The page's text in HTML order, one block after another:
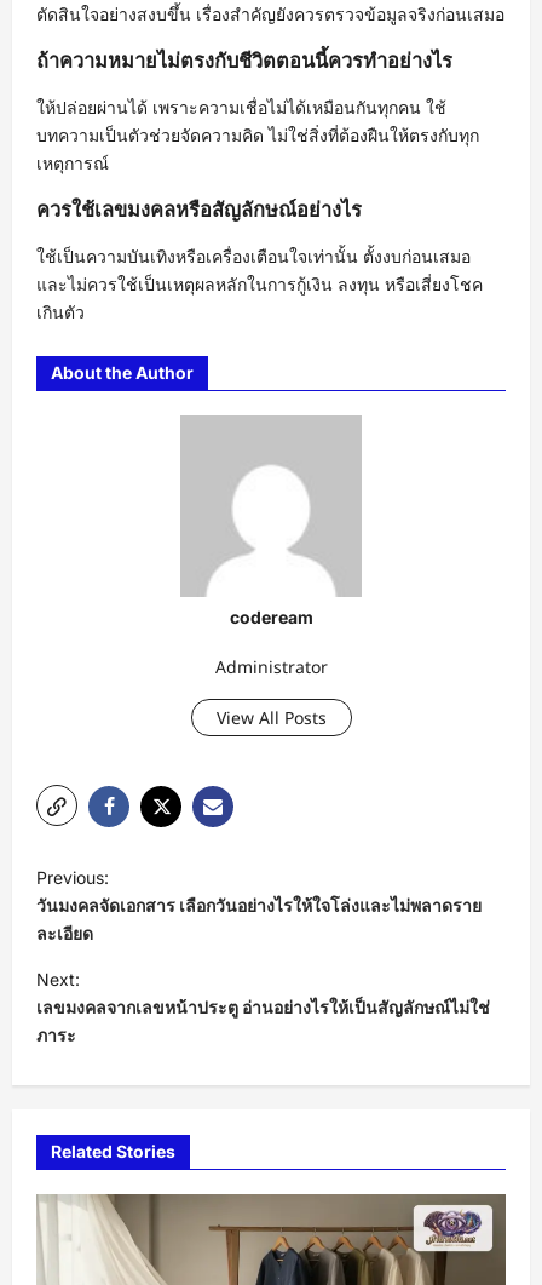
ตัดสินใจอย่างสงบขึ้น เรื่องสำคัญยังควรตรวจข้อมูลจริงก่อนเสมอ
ถ้าความหมายไม่ตรงกับชีวิตตอนนี้ควรทำอย่างไร
ให้ปล่อยผ่านได้ เพราะความเชื่อไม่ได้เหมือนกันทุกคน ใช้
บทความเป็นตัวช่วยจัดความคิด ไม่ใช่สิ่งที่ต้องฝืนให้ตรงกับทุก
เหตุการณ์
ควรใช้เลขมงคลหรือสัญลักษณ์อย่างไร
ใช้เป็นความบันเทิงหรือเครื่องเตือนใจเท่านั้น ตั้งงบก่อนเสมอ
และไม่ควรใช้เป็นเหตุผลหลักในการกู้เงิน ลงทุน หรือเสี่ยงโชค
เกินตัว
About the Author
codeream
Administrator
View All Posts
o
s
t
n
a
v
g
a
t
Previous:
วันมงคลจัดเอกสาร เลือกวันอย่างไรให้ใจโล่งและไม่พลาดราย
ละเอียด
Next:
เลขมงคลจากเลขหน้าประตู อ่านอย่างไรให้เป็นสัญลักษณ์ไม่ใช่
ภาระ
Related Stories